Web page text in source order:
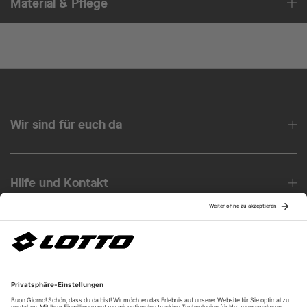
Wir sind für euch da
Hilfe und Kontakt
Über uns
Unsere Vorteile